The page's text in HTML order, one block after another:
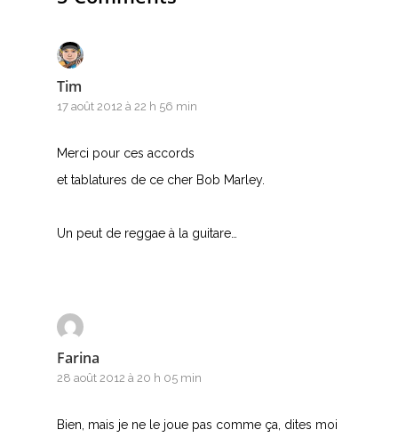
Tim
17 août 2012 à 22 h 56 min
Merci pour ces accords
et tablatures de ce cher Bob Marley.
Un peut de reggae à la guitare…
Farina
28 août 2012 à 20 h 05 min
Bien, mais je ne le joue pas comme ça, dites moi
N
T